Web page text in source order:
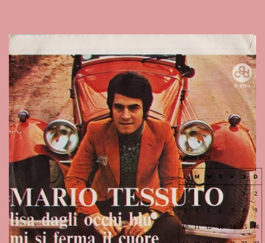
Agosto 2026
L M M G V S D
1 2
3 4 5 6 7 8 9
10 11 12 13 14 15 16